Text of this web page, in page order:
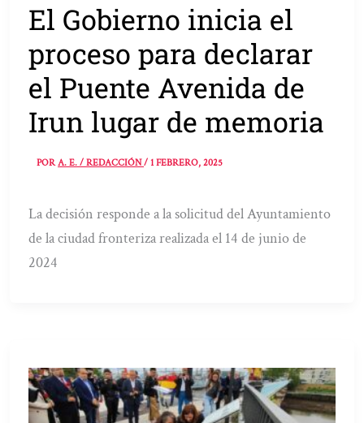
El Gobierno inicia el
proceso para declarar
el Puente Avenida de
Irun lugar de memoria
PORA. E. / REDACCIÓN/1 FEBRERO, 2025
La decisión responde a la solicitud del Ayuntamiento
de la ciudad fronteriza realizada el 14 de junio de
2024